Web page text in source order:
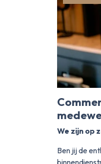
We zijn op
Ben jij de